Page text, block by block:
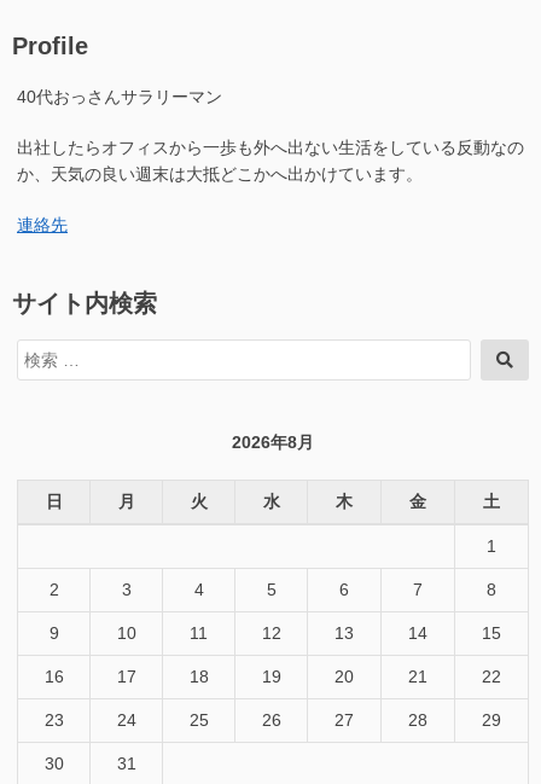
Profile
40代おっさんサラリーマン
出社したらオフィスから一歩も外へ出ない生活をしている反動なの
か、天気の良い週末は大抵どこかへ出かけています。
連絡先
サイト内検索
検
索
索
2026年8月
日 月 火 水 木 金 土
1
2 3 4 5 6 7 8
9 10 11 12 13 14 15
16 17 18 19 20 21 22
23 24 25 26 27 28 29
30 31